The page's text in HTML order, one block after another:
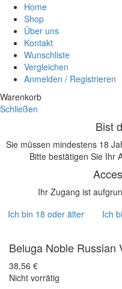
Home
Shop
Über uns
Kontakt
Wunschliste
Vergleichen
Anmelden / Registrieren
Warenkorb
Schließen
Bist
Sie müssen mindestens 18
Bitte bestätigen Sie Ihr
Ihr Zugang ist
Ich bin 18 oder älter
Ich
Beluga Noble Russian
38,56 €
Nicht vorrätig